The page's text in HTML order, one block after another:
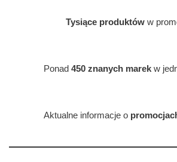
Tysiące produktów w
Ponad 450 znanych marek w
Aktualne informacje o